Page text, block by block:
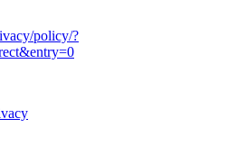
policy/?